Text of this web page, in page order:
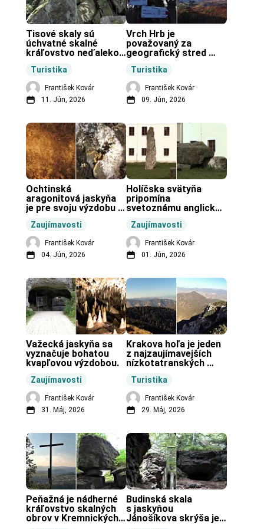
Turistika
Tisové skaly sú
úchvatné skalné
kráľovstvo neďaleko
František Kovár
11. Jún, 2026
Turistika
Vrch Hrb je
považovaný za
geografický stred
František Kovár
09. Jún, 2026
Zaujímavosti
Ochtinská
aragonitová jaskyňa
je pre svoju výzdobu
vo svete.
František Kovár
04. Jún, 2026
Zaujímavosti
Holíčska svätyňa
pripomína
svetoznámu anglickú
František Kovár
01. Jún, 2026
Zaujímavosti
Važecká jaskyňa sa
vyznačuje bohatou
kvapľovou výzdobou.
František Kovár
31. Máj, 2026
Turistika
Krakova hoľa je jeden
z najzaujímavejších
nízkotatranských
František Kovár
29. Máj, 2026
Peňažná je nádherné
kráľovstvo skalných
obrov v Kremnických
Budinská skala
s jaskyňou
Jánošíkova skrýša je